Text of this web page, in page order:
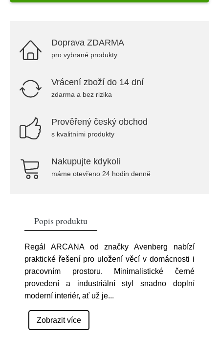
Doprava ZDARMA
pro vybrané produkty
Vrácení zboží do 14 dní
zdarma a bez rizika
Prověřený český obchod
s kvalitními produkty
Nakupujte kdykoli
máme otevřeno 24 hodin denně
Popis produktu
Regál ARCANA od značky Avenberg nabízí
praktické řešení pro uložení věcí v domácnosti i
pracovním prostoru. Minimalistické černé
provedení a industriální styl snadno doplní
moderní interiér, ať už je...
Zobrazit více